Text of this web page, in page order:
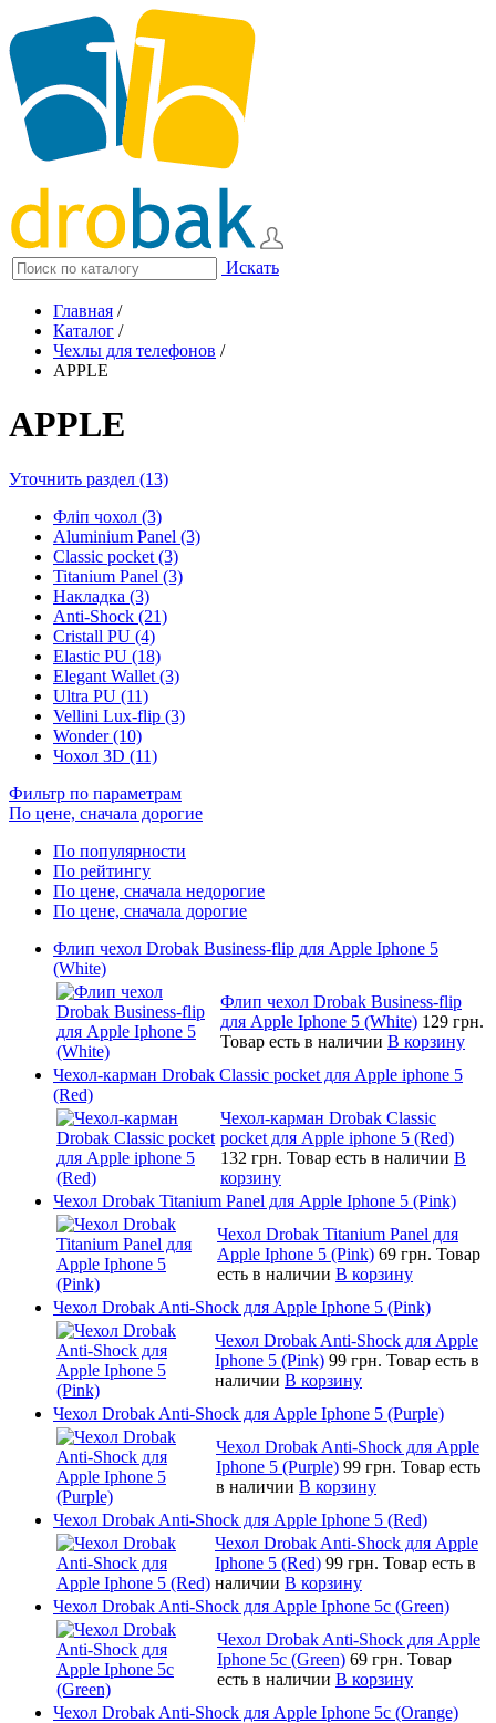
Искать
Главная /
Каталог /
Чехлы для телефонов /
APPLE
APPLE
Уточнить раздел (13)
Фліп чохол (3)
Aluminium Panel (3)
Classic pocket (3)
Titanium Panel (3)
Накладка (3)
Anti-Shock (21)
Cristall PU (4)
Elastic PU (18)
Elegant Wallet (3)
Ultra PU (11)
Vellini Lux-flip (3)
Wonder (10)
Чохол 3D (11)
Фильтр по параметрам
По цене, сначала дорогие
По популярности
По рейтингу
По цене, сначала недорогие
По цене, сначала дорогие
Флип чехол Drobak Business-flip для Apple Iphone 5
(White)
Флип чехол Drobak Business-flip
для Apple Iphone 5 (White) 129 грн.
Товар есть в наличии В корзину
Чехол-карман Drobak Classic pocket для Apple iphone 5
(Red)
Чехол-карман Drobak Classic
pocket для Apple iphone 5 (Red)
132 грн. Товар есть в наличии В
корзину
Чехол Drobak Titanium Panel для Apple Iphone 5 (Pink)
Чехол Drobak Titanium Panel для
Apple Iphone 5 (Pink) 69 грн. Товар
есть в наличии В корзину
Чехол Drobak Anti-Shock для Apple Iphone 5 (Pink)
Чехол Drobak Anti-Shock для Apple
Iphone 5 (Pink) 99 грн. Товар есть в
наличии В корзину
Чехол Drobak Anti-Shock для Apple Iphone 5 (Purple)
Чехол Drobak Anti-Shock для Apple
Iphone 5 (Purple) 99 грн. Товар есть
в наличии В корзину
Чехол Drobak Anti-Shock для Apple Iphone 5 (Red)
Чехол Drobak Anti-Shock для Apple
Iphone 5 (Red) 99 грн. Товар есть в
наличии В корзину
Чехол Drobak Anti-Shock для Apple Iphone 5c (Green)
Чехол Drobak Anti-Shock для Apple
Iphone 5c (Green) 69 грн. Товар
есть в наличии В корзину
Чехол Drobak Anti-Shock для Apple Iphone 5c (Orange)